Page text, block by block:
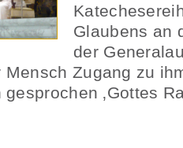
Glaubens an
der
Mensch Zugang zu
‚Gottes